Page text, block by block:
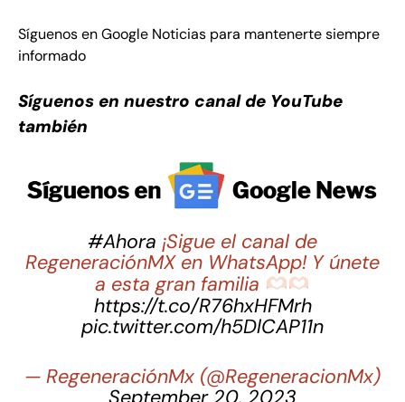
Síguenos en Google Noticias para mantenerte siempre
informado
Síguenos en nuestro canal de YouTube
también
#Ahora ¡Sigue el canal de
RegeneraciónMX en WhatsApp! Y únete
a esta gran familia
https://t.co/R76hxHFMrh
pic.twitter.com/h5DlCAP11n
— RegeneraciónMx (@RegeneracionMx)